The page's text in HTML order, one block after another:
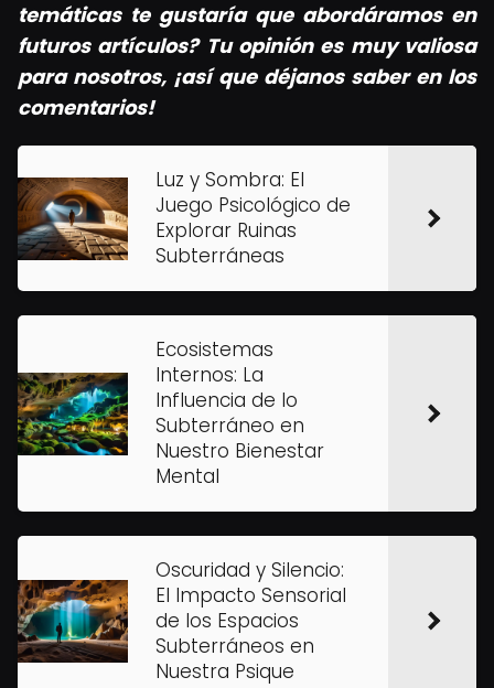
temáticas te gustaría que abordáramos en
futuros artículos? Tu opinión es muy valiosa
para nosotros, ¡así que déjanos saber en los
comentarios!
Luz y Sombra: El
Juego Psicológico de
Explorar Ruinas
Subterráneas
Ecosistemas
Internos: La
Influencia de lo
Subterráneo en
Nuestro Bienestar
Mental
Oscuridad y Silencio:
El Impacto Sensorial
de los Espacios
Subterráneos en
Nuestra Psique